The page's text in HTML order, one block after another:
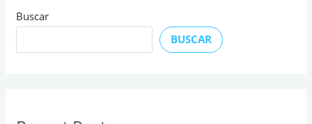
Buscar
BUSCAR